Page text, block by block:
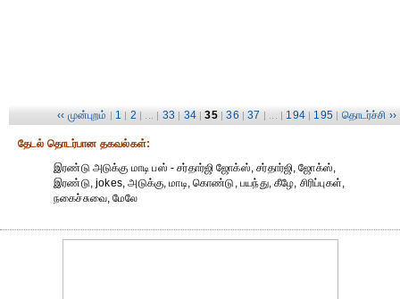
‹‹ முன்புறம் | 1 | 2 | ... | 33 | 34 | 35 | 36 | 37 | ... | 194 | 195 | தொடர்ச்சி ››
தேட‌ல் தொட‌ர்பான தகவ‌ல்க‌ள்:
இரண்டு அடுக்கு மாடி பஸ் - சர்தார்ஜி ஜோக்ஸ், சர்தார்ஜி, ஜோக்ஸ்,
இரண்டு, jokes, அடுக்கு, மாடி, கொண்டு, பயந்து, கீழே, சிரிப்புகள்,
நகைச்சுவை, மேலே